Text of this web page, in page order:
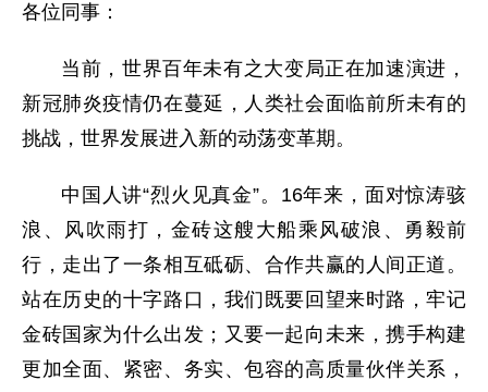
各位同事：
当前，世界百年未有之大变局正在加速演进，
新冠肺炎疫情仍在蔓延，人类社会面临前所未有的
挑战，世界发展进入新的动荡变革期。
中国人讲“烈火见真金”。16年来，面对惊涛骇
浪、风吹雨打，金砖这艘大船乘风破浪、勇毅前
行，走出了一条相互砥砺、合作共赢的人间正道。
站在历史的十字路口，我们既要回望来时路，牢记
金砖国家为什么出发；又要一起向未来，携手构建
更加全面、紧密、务实、包容的高质量伙伴关系，